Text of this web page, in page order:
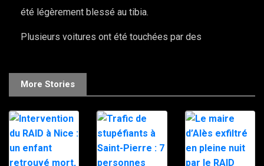
été légèrement blessé au tibia.
Plusieurs voitures ont été touchées par des
More Stories